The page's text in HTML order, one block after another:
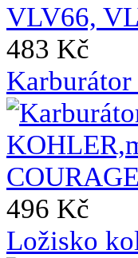
483 Kč
496 Kč
Ložisko